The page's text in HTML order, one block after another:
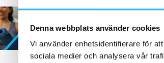
Denna webbplats använder cookies
Vi använder enhetsidentifierare för
sociala medier och analysera vår